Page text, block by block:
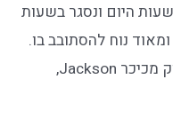
היום ונסגר בשעות
נוח להסתובב בו.
נמצא לאורך רחוב Decatur לא רחוק מכיכר Jackson,